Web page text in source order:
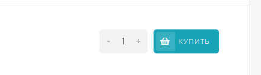
- + КУПИТЬ